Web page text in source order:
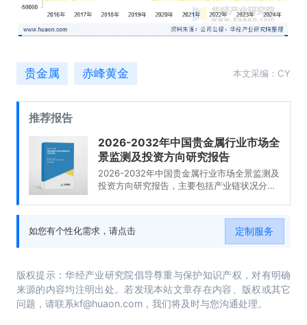
贵金属 赤峰黄金 本文采编：CY
推荐报告
2026-2032年中国贵金属行业市场全
景监测及投资方向研究报告
2026-2032年中国贵金属行业市场全景监测及
投资方向研究报告，主要包括产业链状况分
如您有个性化需求，请点击
定制服务
版权提示：华经产业研究院倡导尊重与保护知识产权，对有明确
来源的内容均注明出处。若发现本站文章存在内容、版权或其它
问题，请联系kf@huaon.com，我们将及时与您沟通处理。